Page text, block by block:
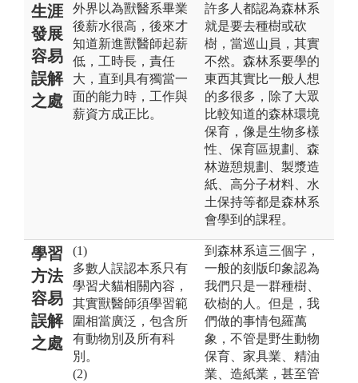
生涯
發展
容易
誤解
之處
外界以為獸醫系畢業
後薪水很高，後來才
知道新進獸醫師起薪
低，工時長，責任
大，直到具有獨當一
面的能力時，工作與
薪資方成正比。
許多人都認為森林系
就是要去種樹或砍
樹，當巡山員，其實
不然。森林系要學的
東西其實比一般人想
的多很多，除了大眾
比較知道的森林環境
保育，像是生物多樣
性、保育區規劃、森
林遊憩規劃、製漿造
紙、高分子材料、水
土保持等都是森林系
會學到的課程。
學習
方法
容易
誤解
之處
(1)
多數人誤認本系只有
學習犬貓相關內容，
其實獸醫師須學習範
圍相當廣泛，包含所
有動物別及所有科
別。
(2)
到森林系這三個字，
一般的刻版印象認為
我們只是一群種樹、
砍樹的人。但是，我
們做的事情包羅萬
象，不管是野生動物
保育、家具業、精油
業、造紙業，甚至管